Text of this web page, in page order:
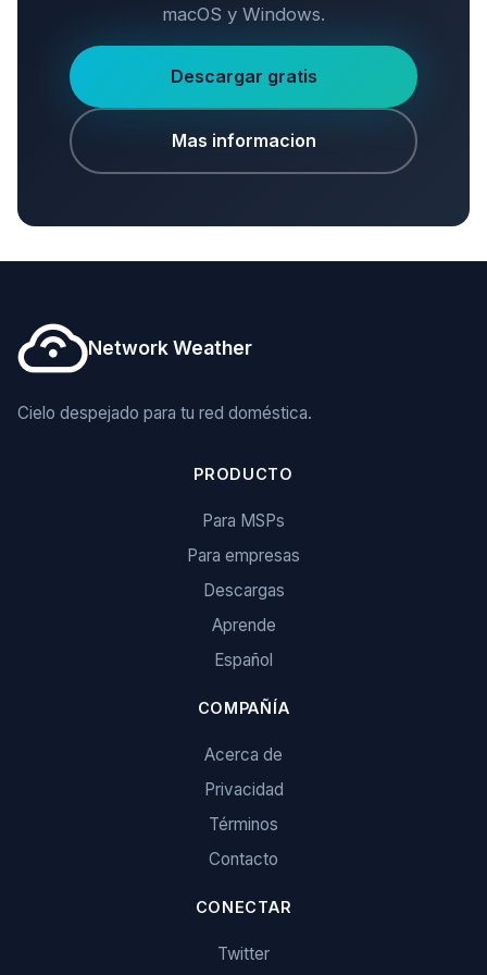
macOS y Windows.
Descargar gratis
Mas informacion
Network Weather
Cielo despejado para tu red doméstica.
PRODUCTO
Para MSPs
Para empresas
Descargas
Aprende
Español
COMPAÑÍA
Acerca de
Privacidad
Términos
Contacto
CONECTAR
Twitter